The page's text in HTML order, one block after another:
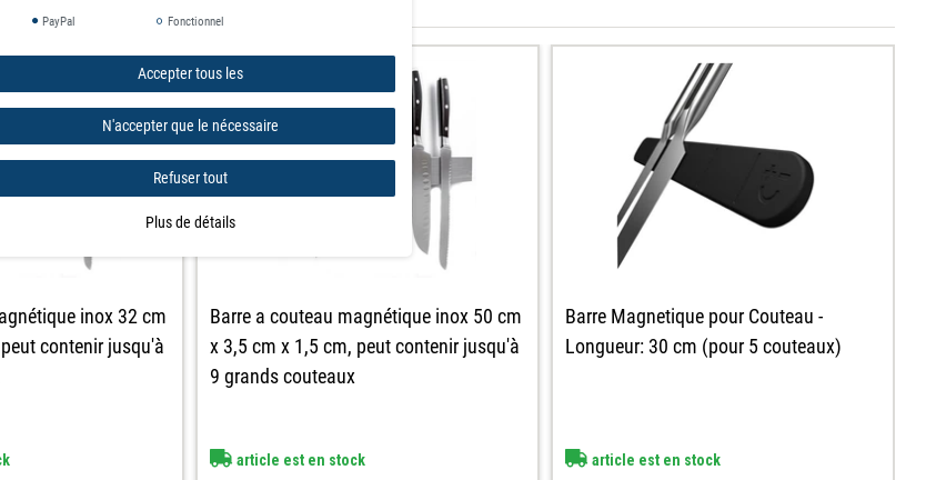
inox 32 cm
contenir jusqu'à
Barre a couteau magnétique inox 50 cm
x 3,5 cm x 1,5 cm, peut contenir jusqu'à
9 grands couteaux
article est en stock
Barre Magnetique pour Couteau -
Longueur: 30 cm (pour 5 couteaux)
article est en stock
PayPal Fonctionnel
Accepter tous les
N'accepter que le nécessaire
Refuser tout
Plus de détails